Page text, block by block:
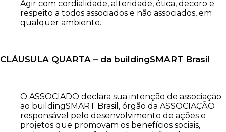
Agir com cordialidade, alteridade, ética, decoro e
respeito a todos associados e não associados, em
qualquer ambiente.
CLÁUSULA QUARTA – da buildingSMART Brasil
O ASSOCIADO declara sua intenção de associação
ao buildingSMART Brasil, órgão da ASSOCIAÇÃO
responsável pelo desenvolvimento de ações e
projetos que promovam os benefícios sociais,